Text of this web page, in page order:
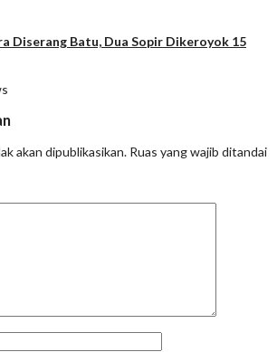
Diserang Batu, Dua Sopir Dikeroyok 15
akan dipublikasikan. Ruas yang wajib ditandai